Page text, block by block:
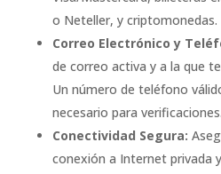
o Neteller, y
Correo Electrónico y
de correo activa y a la que
Un número de teléfono
necesario para verificaciones.
Conectividad Segura:
conexión a Internet privada